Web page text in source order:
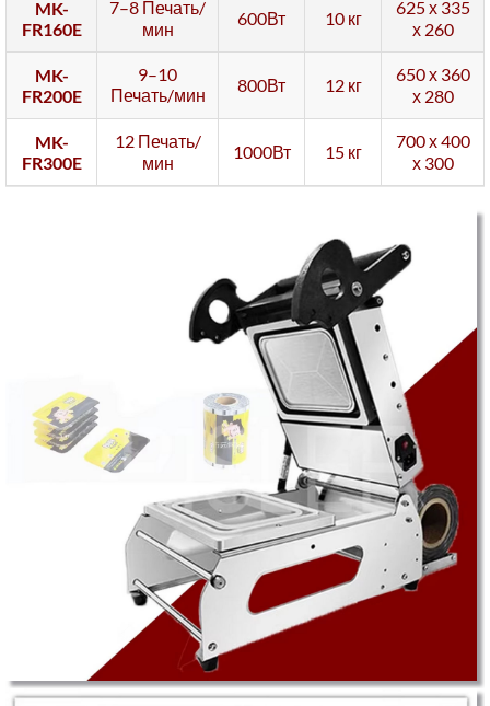
MK-
FR160E
7–8 Печать/
мин
600Вт 10 кг
625 х 335
х 260
MK-
FR200E
9–10
Печать/мин
800Вт 12 кг
650 х 360
х 280
MK-
FR300E
12 Печать/
мин
1000Вт 15 кг
700 х 400
х 300